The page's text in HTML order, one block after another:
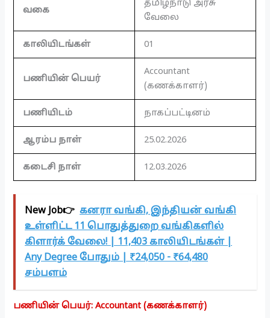
வகை
தமிழ்நாடு அரசு
வேலை
காலியிடங்கள் 01
பணியின் பெயர்
Accountant
(கணக்காளர்)
பணியிடம் நாகப்பட்டினம்
ஆரம்ப நாள் 25.02.2026
கடைசி நாள் 12.03.2026
New Job👉 கனரா வங்கி, இந்தியன் வங்கி
உள்ளிட்ட 11 பொதுத்துறை வங்கிகளில்
கிளார்க் வேலை! | 11,403 காலியிடங்கள் |
Any Degree போதும் | ₹24,050 - ₹64,480
சம்பளம்
பணியின் பெயர்: Accountant (கணக்காளர்)